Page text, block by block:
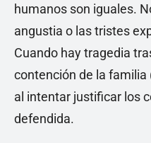
humanos son iguales.
angustia o las tristes
Cuando hay tragedia
contención de la familia
al intentar justificar los
defendida.